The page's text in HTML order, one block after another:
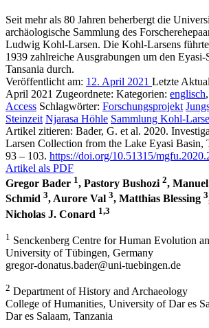
Seit mehr als 80 Jahren beherbergt die
archäologische Sammlung des
Ludwig Kohl-Larsen. Die Kohl-Larsens
1939 zahlreiche Ausgrabungen um den Eyasi-
Tansania durch.
Veröffentlicht am: 12. April 2021 Letzte
April 2021 Zugeordnete: Kategorien: englisch,
Access Schlagwörter: Forschungsprojekt
Steinzeit Njarasa Höhle Sammlung Kohl-
Artikel zitieren: Bader, G. et al. 2020.
Larsen Collection from the Lake Eyasi Basin,
93 – 103. https://doi.org/10.51315/
Artikel als PDF
Gregor Bader 1, Pastory Bushozi 2,
Schmid 3, Aurore Val 3, Matthias Blessing 3
Nicholas J. Conard 1,3
1 Senckenberg Centre for Human Evolution
University of Tübingen, Germany
gregor-donatus.bader@uni-tuebingen.de
2 Department of History and Archaeology
College of Humanities, University of Dar es
Dar es Salaam, Tanzania